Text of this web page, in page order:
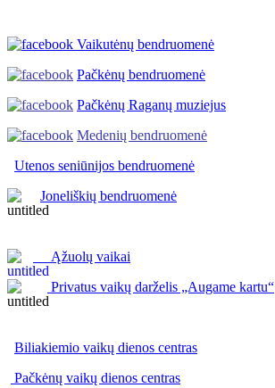
Vaikutėnų bendruomenė
Pačkėnų bendruomenė
Pačkėnų Raganų muziejus
Medenių bendruomenė
Utenos seniūnijos bendruomenė
Joneliškių bendruomenė
Ąžuolų vaikai
Privatus vaikų darželis „Augame kartu“
Biliakiemio vaikų dienos centras
Pačkėnų vaikų dienos centras